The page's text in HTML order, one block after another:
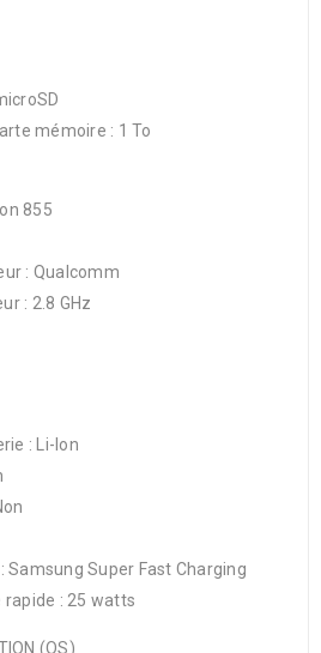
mémoire : 1 To
855
: Qualcomm
: 2.8 GHz
: Li-Ion
Samsung Super Fast Charging
rapide : 25 watts
(OS)